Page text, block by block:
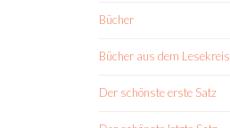
Bücher
Bücher aus dem Lesekreis
Der schönste erste Satz